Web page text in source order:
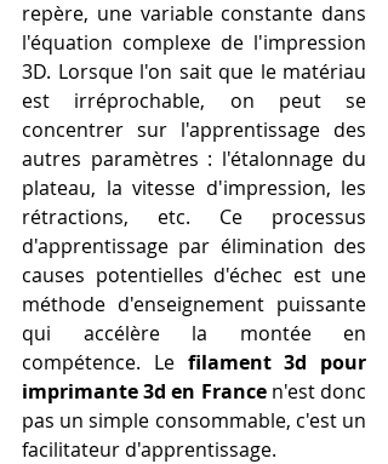
repère, une variable constante dans
l'équation complexe de l'impression
3D. Lorsque l'on sait que le matériau
est irréprochable, on peut se
concentrer sur l'apprentissage des
autres paramètres : l'étalonnage du
plateau, la vitesse d'impression, les
rétractions, etc. Ce processus
d'apprentissage par élimination des
causes potentielles d'échec est une
méthode d'enseignement puissante
qui accélère la montée en
compétence. Le filament 3d pour
imprimante 3d en France n'est donc
pas un simple consommable, c'est un
facilitateur d'apprentissage.